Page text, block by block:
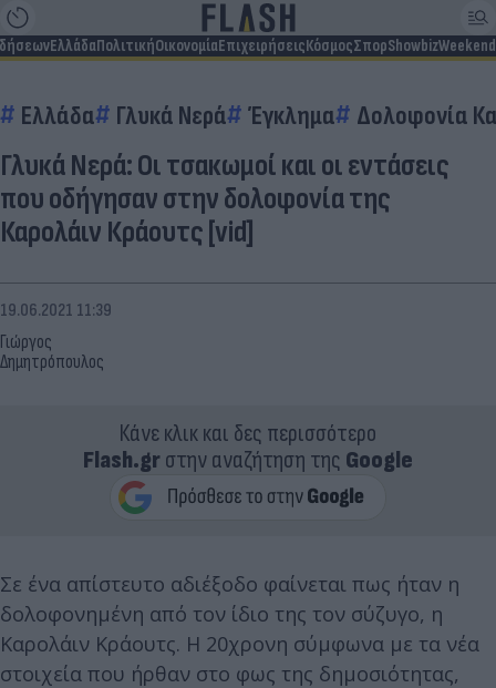
ΕλλάδαΠολιτικήΟικονομίαΕπιχειρήσειςΚόσμοςΣπορShowbizWeekend
Ελλάδα Γλυκά Νερά Έγκλημα Δολοφονία
Γλυκά Νερά: Οι τσακωμοί και οι εντάσεις
που οδήγησαν στην δολοφονία της
Καρολάιν Κράουτς [vid]
Γιώργος
Δημητρόπουλος
19.06.2021 11:39
Κάνε κλικ και δες περισσότερο
Flash.grστην αναζήτηση της Google
Σε ένα απίστευτο αδιέξοδο φαίνεται πως ήταν η
δολοφονημένη από τον ίδιο της τον σύζυγο, η
Καρολάιν Κράουτς. Η 20χρονη σύμφωνα με τα νέα
στοιχεία που ήρθαν στο φως της δημοσιότητας,